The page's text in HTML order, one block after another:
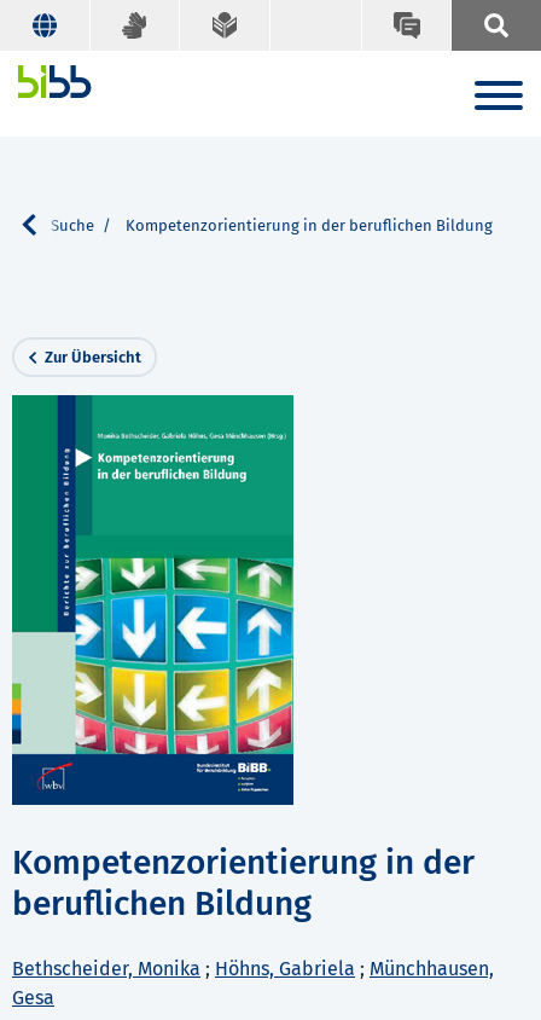
Suche Kompetenzorientierung in der beruflichen Bildung
Zur Übersicht
Kompetenzorientierung in der
beruflichen Bildung
Bethscheider, Monika ; Höhns, Gabriela ; Münchhausen,
Gesa